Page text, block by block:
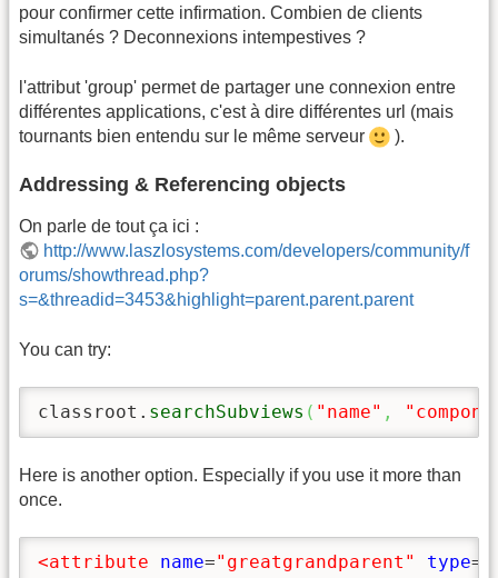
pour confirmer cette infirmation. Combien de clients
simultanés ? Deconnexions intempestives ?
l'attribut 'group' permet de partager une connexion entre
différentes applications, c'est à dire différentes url (mais
tournants bien entendu sur le même serveur
).
Addressing & Referencing objects
On parle de tout ça ici :
http://www.laszlosystems.com/developers/community/f
orums/showthread.php?
s=&threadid=3453&highlight=parent.parent.parent
You can try:
classroot. searchSubviews ( "name" ,
Here is another option. Especially if you use it more than
once.
<attribute name="greatgrandparent" type=